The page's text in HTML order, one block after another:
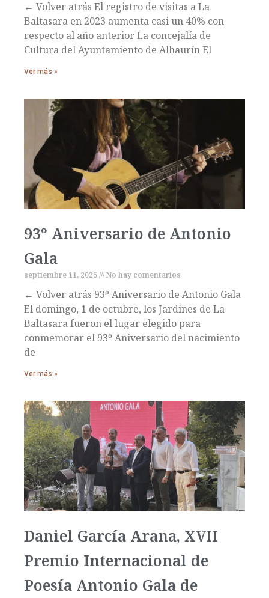
← Volver atrás El registro de visitas a La
Baltasara en 2023 aumenta casi un 40% con
respecto al año anterior La concejalía de
Cultura del Ayuntamiento de Alhaurín El
Ver más »
93º Aniversario de Antonio
Gala
septiembre 11, 2025 No hay comentarios
← Volver atrás 93º Aniversario de Antonio Gala
El domingo, 1 de octubre, los Jardines de La
Baltasara fueron el lugar elegido para
conmemorar el 93º Aniversario del nacimiento
de
Ver más »
Daniel García Arana, XVII
Premio Internacional de
Poesía Antonio Gala de